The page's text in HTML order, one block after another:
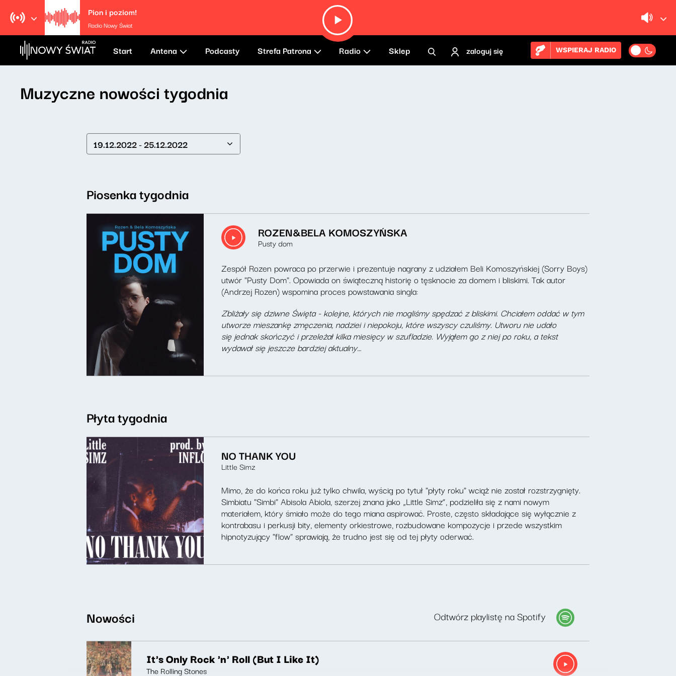
Pion i poziom!
Radio Nowy Świat
Start Antena Podcasty Strefa Patrona Radio Sklep zaloguj się WSPIERAJ RADIO
Muzyczne nowości tygodnia
19.12.2022 - 25.12.2022
Piosenka tygodnia
ROZEN&BELA KOMOSZYŃSKA
Pusty dom
Zespół Rozen powraca po przerwie i prezentuje nagrany z udziałem Beli Komoszyńskiej (Sorry Boys)
utwór "Pusty Dom". Opowiada on świąteczną historię o tęsknocie za domem i bliskimi. Tak autor
(Andrzej Rozen) wspomina proces powstawania singla:
Zbliżały się dziwne Święta - kolejne, których nie mogliśmy spędzać z bliskimi. Chciałem oddać w tym
utworze mieszankę zmęczenia, nadziei i niepokoju, które wszyscy czuliśmy. Utworu nie udało
się jednak skończyć i przeleżał kilka miesięcy w szufladzie. Wyjąłem go z niej po roku, a tekst
wydawał się jeszcze bardziej aktualny…
Płyta tygodnia
NO THANK YOU
Little Simz
Mimo, że do końca roku już tylko chwila, wyścig po tytuł "płyty roku" wciąż nie został rozstrzygnięty.
Simbiatu "Simbi" Abisola Abiola, szerzej znana jako „Little Simz”, podzieliła się z nami nowym
materiałem, który śmiało może do tego miana aspirować. Proste, często składające się wyłącznie z
kontrabasu i perkusji bity, elementy orkiestrowe, rozbudowane kompozycje i przede wszystkim
hipnotyzujący "flow" sprawiają, że trudno jest się od tej płyty oderwać.
Nowości Odtwórz playlistę na Spotify
It's Only Rock 'n' Roll (But I Like It)
The Rolling Stones